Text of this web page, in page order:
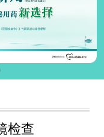
检查